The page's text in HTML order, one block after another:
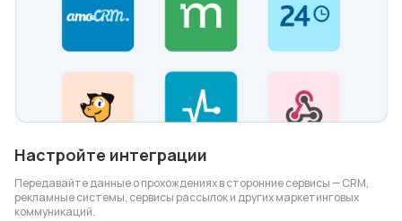
Настройте интеграции
Передавайте данные о прохождениях в сторонние сервисы — CRM,
рекламные системы, сервисы рассылок и других маркетинговых
коммуникаций.